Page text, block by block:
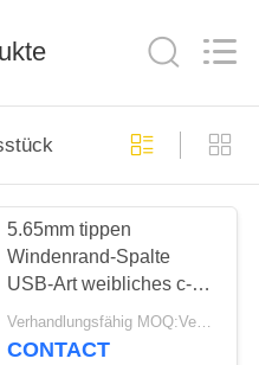
5.65mm tippen
Windenrand-Spalte
USB-Art weibliches c-
Verbindungsstück PWB-
Brett ein
Verhandlungsfähig MOQ:Verhandelbar
CONTACT